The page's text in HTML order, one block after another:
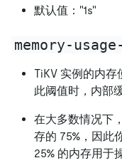
默认值："1s"
memory-
TiKV 实例的内存
此阈值时，内部
在大多数情况下
存的 75%，因此
25% 的内存用于